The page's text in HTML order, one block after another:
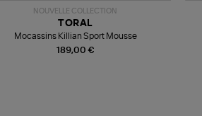
NOUVELLE COLLECTION
189,00 €
TORAL
Mocassins Killian Sport Mousse